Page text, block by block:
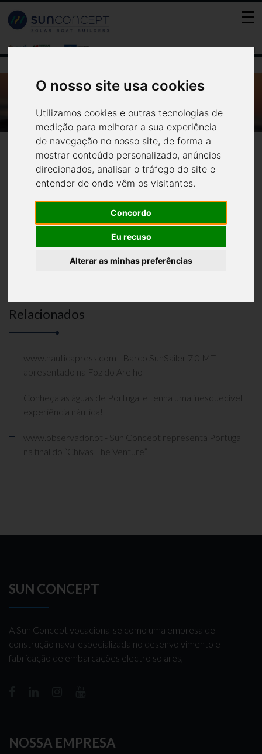
FR PT ES EN
O nosso site usa cookies
Utilizamos cookies e outras tecnologias de
medição para melhorar a sua experiência
de navegação no nosso site, de forma a
mostrar conteúdo personalizado, anúncios
direcionados, analisar o tráfego do site e
entender de onde vêm os visitantes.
Concordo
Eu recuso
Alterar as minhas preferências
WWW.NAUTICAPRESS.COM - SUN
CONCEPT NA OCEANS BUSINESS WEEK
Notícias Media
www.nauticapress.com - Sun
Concept na Oceans Business
Week
A Sun Concept é uma empresa portuguesa que está a desenvolver
embarcações eletro-solares inovadoras e sustentáveis e estará
Relacionados
www.nauticapress.com - Barco SunSailer 7.0 MT
apresentado na Foz do Arelho
Conheça as águas de Portugal e tenha uma inesquecível
experiência náutica!
www.observador.pt - Sun Concept representa Portugal
na final do “Chivas The Venture”
SUN CONCEPT
A Sun Concept vocaciona-se como uma empresa de
construção naval especializada no desenvolvimento e
fabricação de embarcações electro solares,
NOSSA EMPRESA